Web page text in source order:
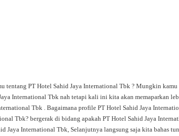
tentang PT Hotel Sahid Jaya International Tbk ? Mungkin kamu
International Tbk nah tetapi kali ini kita akan memaparkan
Tbk . Bagaimana profile PT Hotel Sahid Jaya
Tbk? bergerak di bidang apakah PT Hotel Sahid Jaya
Jaya International Tbk, Selanjutnya langsung saja kita bahas